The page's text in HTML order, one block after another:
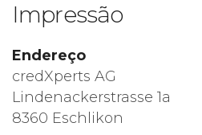
Impressão
Endereço
credXperts AG
Lindenackerstrasse 1a
8360 Eschlikon